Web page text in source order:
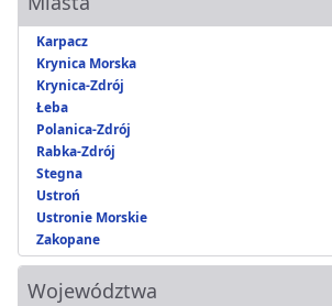
Karpacz
Krynica Morska
Krynica-Zdrój
Łeba
Polanica-Zdrój
Rabka-Zdrój
Stegna
Ustroń
Ustronie Morskie
Zakopane
Województwa